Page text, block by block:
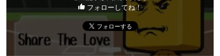
フォローしてね！